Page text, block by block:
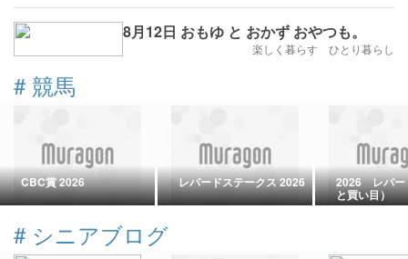
8月12日 おもゆ と おかず おやつも。
楽しく暮らす ひとり暮らし
# 競馬
CBC賞 2026 レパードステークス 2026 2026 レパー
と買い目）
# シニアブログ